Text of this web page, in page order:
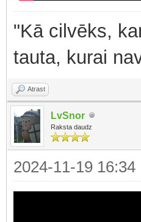
"Kā cilvēks,
tauta, kurai
Atrast
LvSnor
Raksta daudz
2024-11-19 16:34